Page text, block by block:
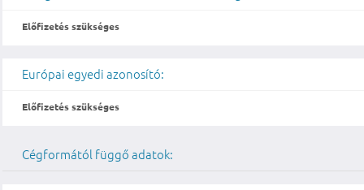
Előfizetés szükséges
Európai egyedi azonosító:
Előfizetés szükséges
Cégformától függő adatok: